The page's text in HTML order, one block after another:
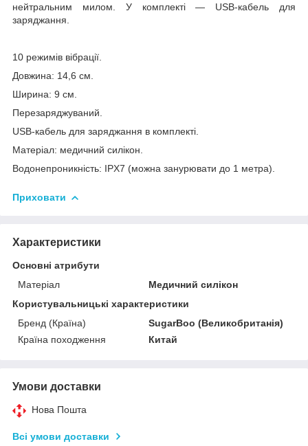
нейтральним милом. У комплекті — USB-кабель для
заряджання.
10 режимів вібрації.
Довжина: 14,6 см.
Ширина: 9 см.
Перезаряджуваний.
USB-кабель для заряджання в комплекті.
Матеріал: медичний силікон.
Водонепроникність: IPX7 (можна занурювати до 1 метра).
Приховати
Характеристики
Основні атрибути
Матеріал
Медичний силікон
Користувальницькі характеристики
Бренд (Країна)
SugarBoo (Великобританія)
Країна походження
Китай
Умови доставки
Нова Пошта
Всі умови доставки